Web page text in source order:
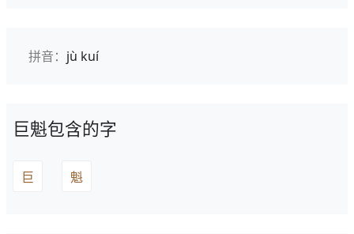
拼音： jù kuí
巨魁包含的字
巨 魁